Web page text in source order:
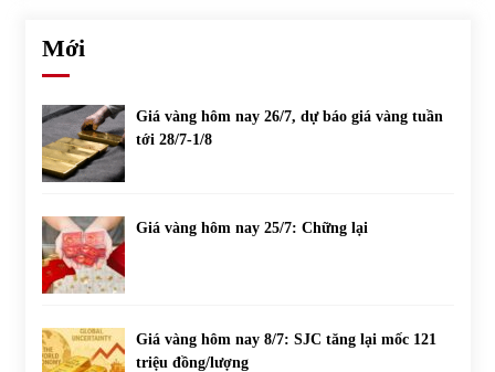
Mới
Giá vàng hôm nay 26/7, dự báo giá vàng tuần
tới 28/7-1/8
Giá vàng hôm nay 25/7: Chững lại
Giá vàng hôm nay 8/7: SJC tăng lại mốc 121
triệu đồng/lượng